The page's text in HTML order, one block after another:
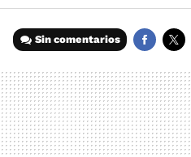
Sin comentarios